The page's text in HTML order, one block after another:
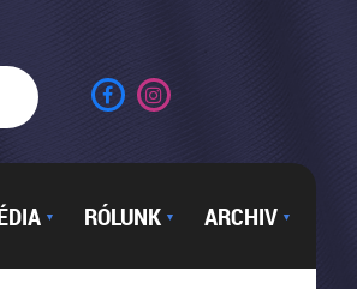
▼ RÓLUNK ▼ ARCHIV ▼